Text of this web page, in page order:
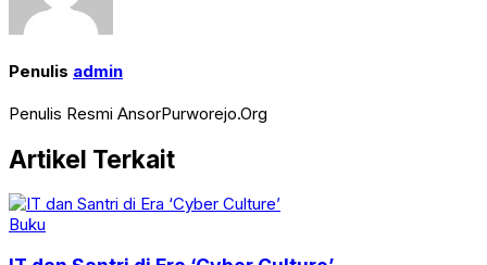
Penulis admin
Penulis Resmi AnsorPurworejo.Org
Artikel Terkait
Buku